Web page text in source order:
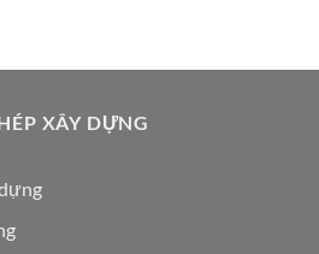
XÂY DỰNG